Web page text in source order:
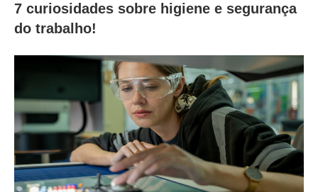
7 curiosidades sobre higiene e segurança
do trabalho!